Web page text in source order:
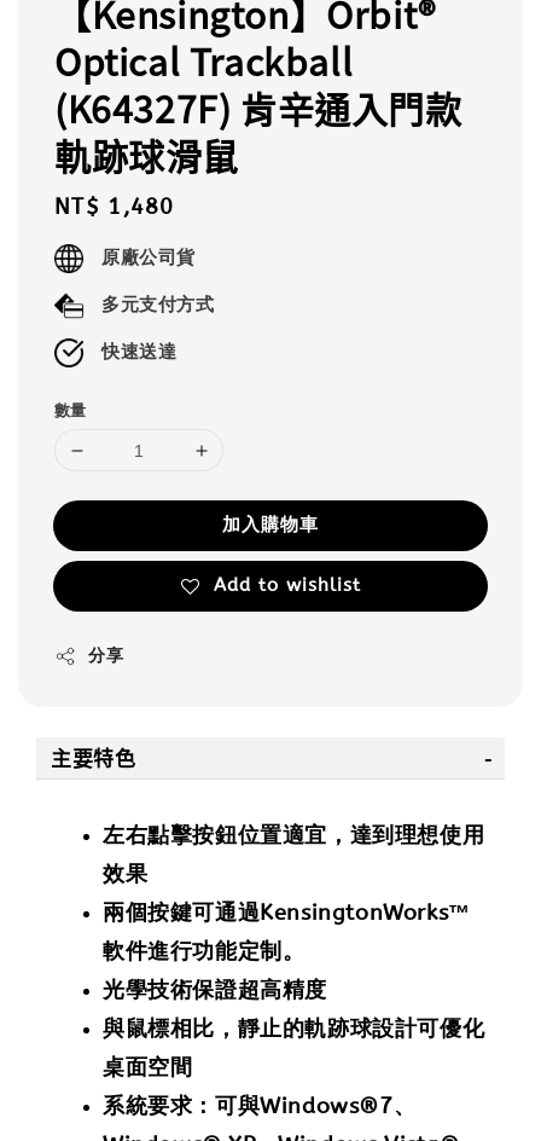
【Kensington】Orbit®
Optical Trackball
(K64327F) 肯辛通入門款
軌跡球滑鼠
Regular
price
NT$ 1,480
原廠公司貨
多元支付方式
快速送達
數量
加入購物車
Add to wishlist
分享
主要特色
左右點擊按鈕位置適宜，達到理想使用
效果
兩個按鍵可通過KensingtonWorks™
軟件進行功能定制。
光學技術保證超高精度
與鼠標相比，靜止的軌跡球設計可優化
桌面空間
系統要求：可與Windows®7、